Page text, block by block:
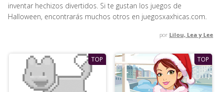
inventar hechizos divertidos. Si te gustan los juegos de
Halloween, encontrarás muchos otros en juegosxaxhicas.com.
por Lilou, Lea y Lee
TOP TOP